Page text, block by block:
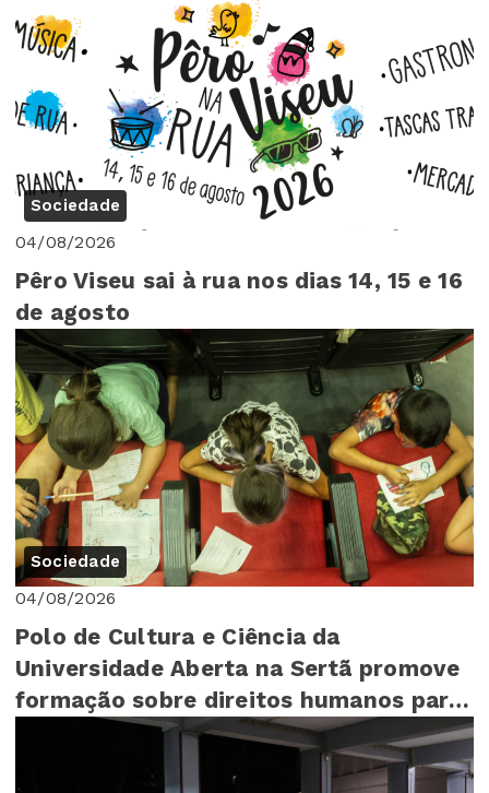
Sociedade
04/08/2026
Pêro Viseu sai à rua nos dias 14, 15 e 16
de agosto
Sociedade
04/08/2026
Polo de Cultura e Ciência da
Universidade Aberta na Sertã promove
formação sobre direitos humanos para
mais de 140 cr...